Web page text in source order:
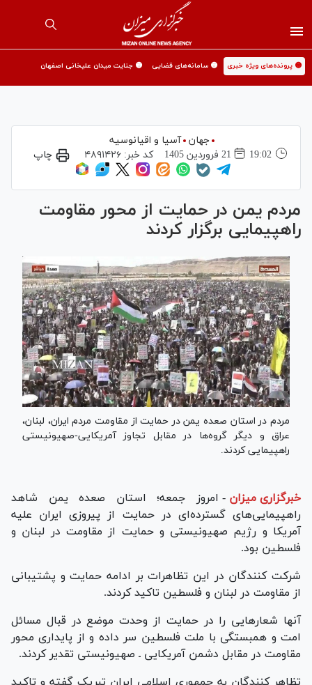
🟡 پرونده‌های ویژه خبری 🟡 سامانه‌های قضایی 🟡 جنایت میدان علیخانی اصفهان
جهان
آسیا و اقیانوسیه
19:02
21 فروردين 1405 کد خبر: ۴۸۹۱۴۲۶ چاپ
مردم یمن در حمایت از محور مقاومت
راهپیمایی برگزار کردند
مردم در استان صعده یمن در حمایت از مقاومت مردم ایران، لبنان،
عراق و دیگر گروه‌ها در مقابل تجاوز آمریکایی-صهیونیستی
راهپیمایی کردند.
خبرگزاری میزان - امروز جمعه؛ استان صعده یمن شاهد
راهپیمایی‌های گسترده‌ای در حمایت از پیروزی ایران علیه
آمریکا و رژیم صهیونیستی و حمایت از مقاومت در لبنان و
فلسطین بود.
شرکت کنندگان در این تظاهرات بر ادامه حمایت و پشتیبانی
از مقاومت در لبنان و فلسطین تاکید کردند.
آنها شعار‌هایی را در حمایت از وحدت موضع در قبال مسائل
امت و همبستگی با ملت فلسطین سر داده و از پایداری محور
مقاومت در مقابل دشمن آمریکایی ـ صهیونیستی تقدیر کردند.
تظاهر کنندگان به جمهوری اسلامی ایران تبریک گفته و تاکید